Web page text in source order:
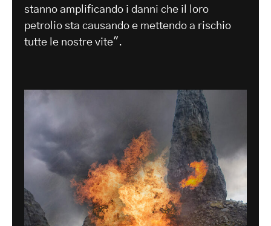
stanno amplificando i danni che il loro
petrolio sta causando e mettendo a rischio
tutte le nostre vite".